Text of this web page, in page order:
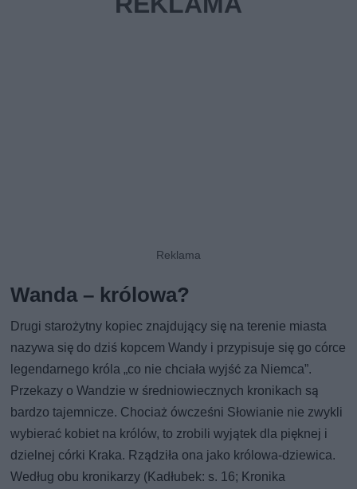
Wanda – królowa?
Drugi starożytny kopiec znajdujący się na terenie miasta
nazywa się do dziś kopcem Wandy i przypisuje się go córce
legendarnego króla „co nie chciała wyjść za Niemca”.
Przekazy o Wandzie w średniowiecznych kronikach są
bardzo tajemnicze. Chociaż ówcześni Słowianie nie zwykli
wybierać kobiet na królów, to zrobili wyjątek dla pięknej i
dzielnej córki Kraka. Rządziła ona jako królowa-dziewica.
Według obu kronikarzy (Kadłubek: s. 16; Kronika